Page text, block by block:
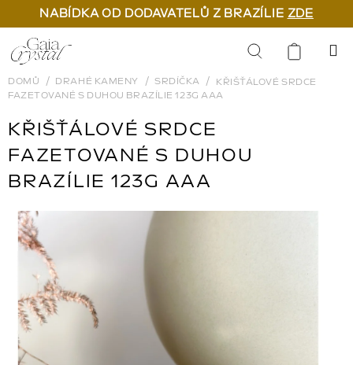
NABÍDKA OD DODAVATELŮ Z BRAZÍLIE ZDE
Přejít
na
obsah
Hledat
DOMŮ DRAHÉ KAMENY SRDÍČKA
KŘIŠŤÁLOVÉ SRDCE
FAZETOVANÉ S DUHOU BRAZÍLIE 123G AAA
KŘIŠŤÁLOVÉ SRDCE
FAZETOVANÉ S DUHOU
BRAZÍLIE 123G AAA